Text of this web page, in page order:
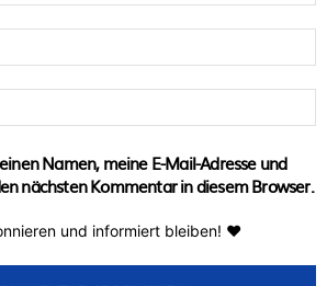
Namen, meine E-Mail-Adresse und
nächsten Kommentar in diesem Browser.
und informiert bleiben! ♥